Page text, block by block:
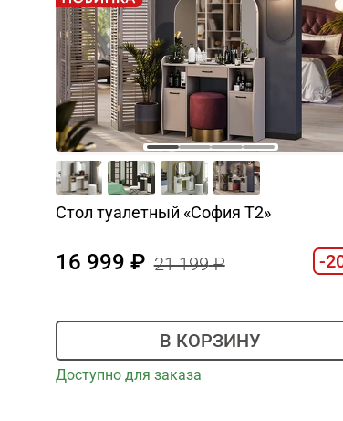
Стол туалетный «София Т2»
16 999 21 199 -
В КОРЗИНУ
Доступно для заказа